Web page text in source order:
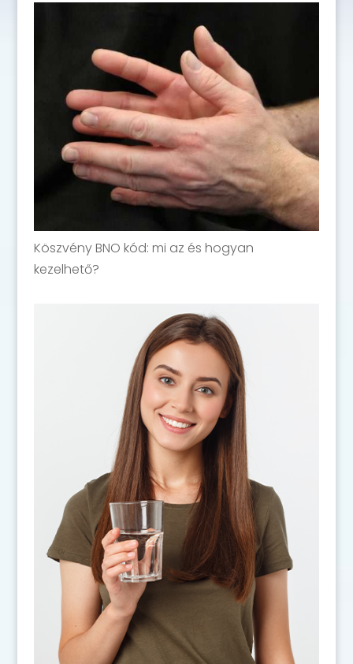
Köszvény BNO kód: mi az és hogyan
kezelhető?